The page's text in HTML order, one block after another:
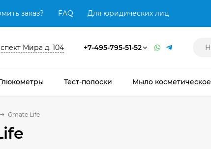
заказ? FAQ Для юридических лиц
Мира д. 104 +7-495-795-51-52
Тест-полоски Мыло косметическое
Gmate Life